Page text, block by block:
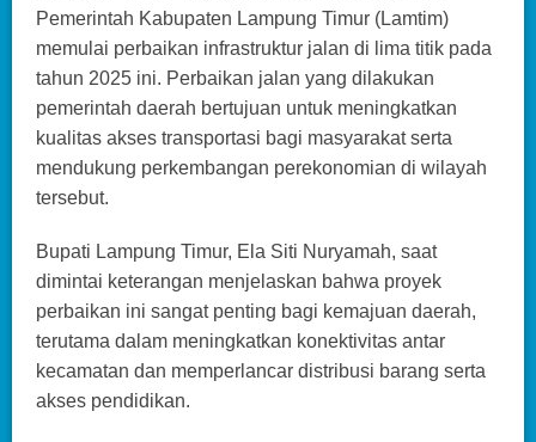
Pemerintah Kabupaten Lampung Timur (Lamtim)
memulai perbaikan infrastruktur jalan di lima titik pada
tahun 2025 ini. Perbaikan jalan yang dilakukan
pemerintah daerah bertujuan untuk meningkatkan
kualitas akses transportasi bagi masyarakat serta
mendukung perkembangan perekonomian di wilayah
tersebut.
Bupati Lampung Timur, Ela Siti Nuryamah, saat
dimintai keterangan menjelaskan bahwa proyek
perbaikan ini sangat penting bagi kemajuan daerah,
terutama dalam meningkatkan konektivitas antar
kecamatan dan memperlancar distribusi barang serta
akses pendidikan.